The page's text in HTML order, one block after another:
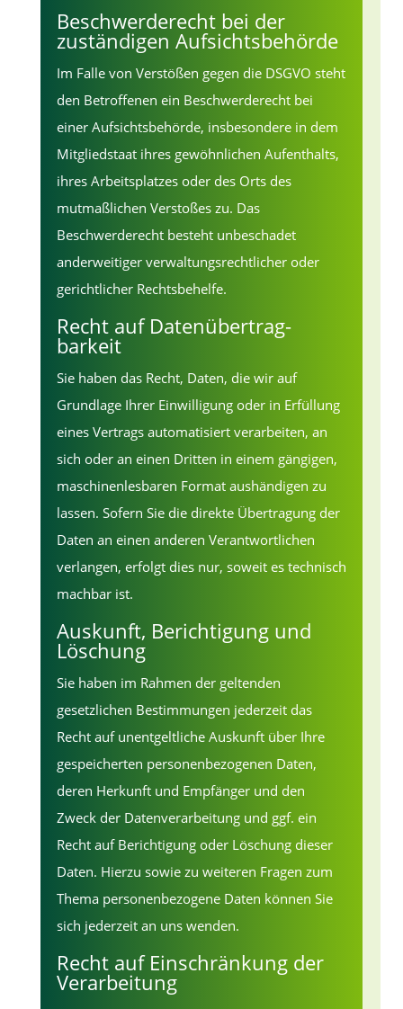
Beschwerde­recht bei der
zuständigen Aufsichts­behörde
Im Falle von Verstößen gegen die DSGVO steht
den Betroffenen ein Beschwerderecht bei
einer Aufsichtsbehörde, insbesondere in dem
Mitgliedstaat ihres gewöhnlichen Aufenthalts,
ihres Arbeitsplatzes oder des Orts des
mutmaßlichen Verstoßes zu. Das
Beschwerderecht besteht unbeschadet
anderweitiger verwaltungsrechtlicher oder
gerichtlicher Rechtsbehelfe.
Recht auf Daten­übertrag­
barkeit
Sie haben das Recht, Daten, die wir auf
Grundlage Ihrer Einwilligung oder in Erfüllung
eines Vertrags automatisiert verarbeiten, an
sich oder an einen Dritten in einem gängigen,
maschinenlesbaren Format aushändigen zu
lassen. Sofern Sie die direkte Übertragung der
Daten an einen anderen Verantwortlichen
verlangen, erfolgt dies nur, soweit es technisch
machbar ist.
Auskunft, Berichtigung und
Löschung
Sie haben im Rahmen der geltenden
gesetzlichen Bestimmungen jederzeit das
Recht auf unentgeltliche Auskunft über Ihre
gespeicherten personenbezogenen Daten,
deren Herkunft und Empfänger und den
Zweck der Datenverarbeitung und ggf. ein
Recht auf Berichtigung oder Löschung dieser
Daten. Hierzu sowie zu weiteren Fragen zum
Thema personenbezogene Daten können Sie
sich jederzeit an uns wenden.
Recht auf Einschränkung der
Verarbeitung